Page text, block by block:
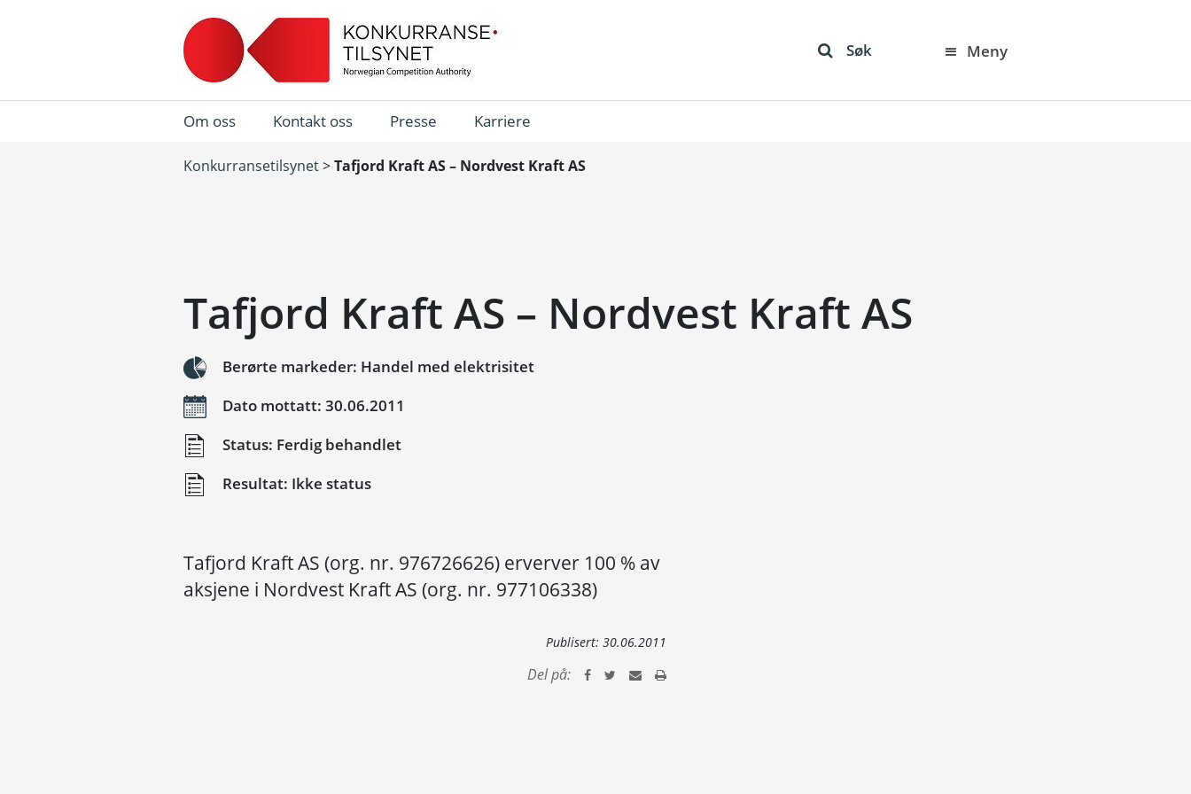
Søk Meny
Om oss Kontakt oss Presse Karriere
Konkurransetilsynet>Tafjord Kraft AS – Nordvest Kraft AS
Tafjord Kraft AS – Nordvest Kraft AS
Berørte markeder: Handel med elektrisitet
Dato mottatt: 30.06.2011
Status: Ferdig behandlet
Resultat: Ikke status
Tafjord Kraft AS (org. nr. 976726626) erverver 100 % av
aksjene i Nordvest Kraft AS (org. nr. 977106338)
Publisert: 30.06.2011
Del på: